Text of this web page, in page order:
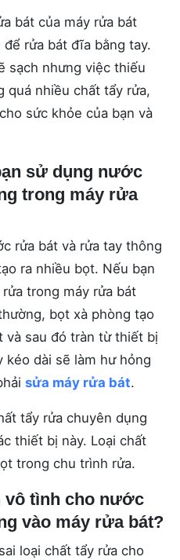
bát của máy rửa bát
rửa bát đĩa bằng tay.
sạch nhưng việc thiếu
quá nhiều chất tẩy rửa,
sức khỏe của bạn và
sử dụng nước
trong máy rửa
rửa bát và rửa tay thông
ra nhiều bọt. Nếu bạn
trong máy rửa bát
bọt xà phòng tạo
và sau đó tràn từ thiết bị
kéo dài sẽ làm hư hỏng
sửa máy rửa bát.
tẩy rửa chuyên dụng
thiết bị này. Loại chất
trong chu trình rửa.
vô tình cho nước
vào máy rửa bát?
loại chất tẩy rửa cho